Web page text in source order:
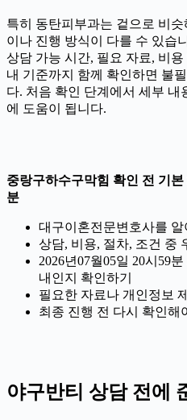
특히 동탄피부과는 겉으로 비
이나 진행 방식이 다를 수 있습
상담 가능 시간, 필요 자료, 비
내 기준까지 함께 확인하면 불
다. 처음 확인 단계에서 세부
에 도움이 됩니다.
중랑구하수구막힘 확인 전 기본
분
대구이혼전문변호사를 알
상담, 비용, 절차, 조건 중
2026년07월05일 20시59
내인지 확인하기
필요한 자료나 개인정보
최종 진행 전 다시 확인해
야구반티 상담 전에